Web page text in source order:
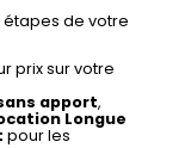
de votre
prix sur votre
apport,
Longue
pour les